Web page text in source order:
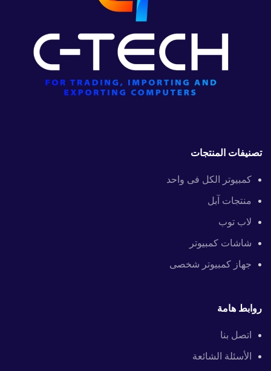
تصنيفات المنتجات
كمبيوتر الكل فى واحد
منتجات آبل
لاب توب
شاشات كمبيوتر
جهاز كمبيوتر شخصى
روابط هامة
اتصل بنا
الأسئلة الشائعة